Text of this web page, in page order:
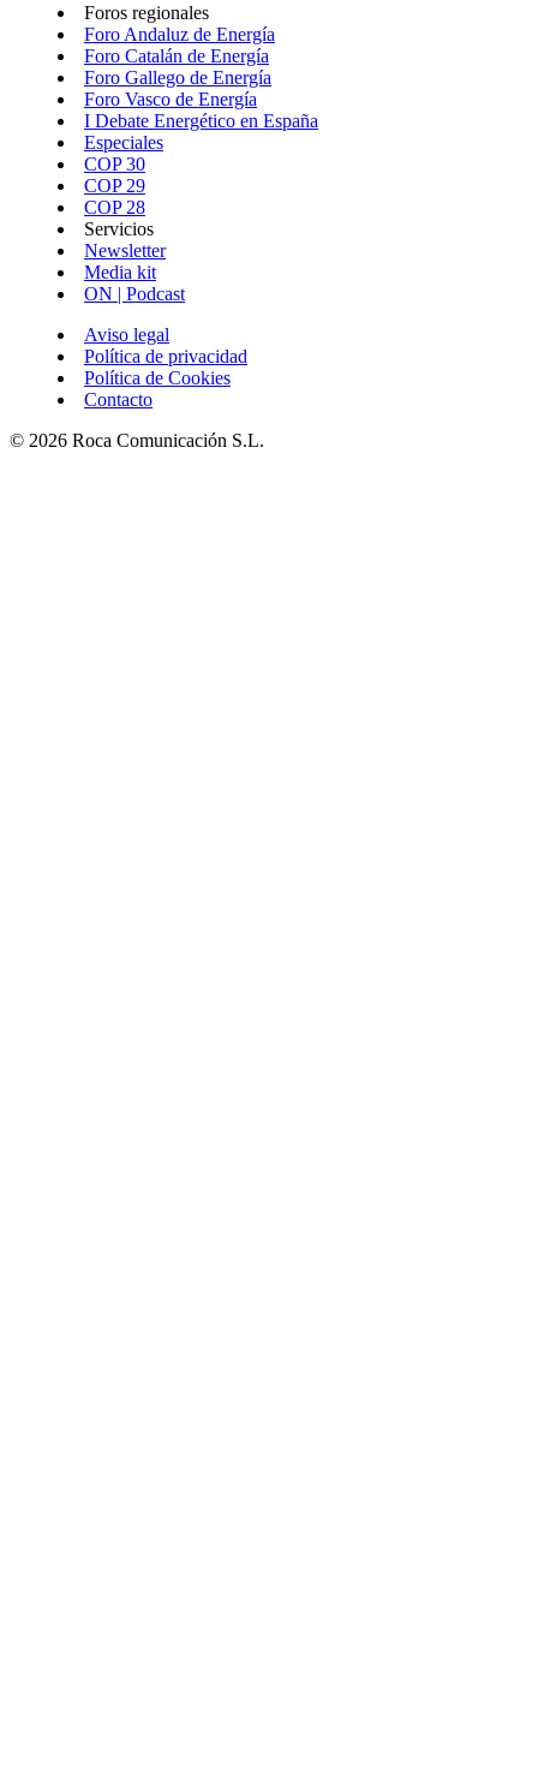
Foros regionales
Foro Andaluz de Energía
Foro Catalán de Energía
Foro Gallego de Energía
Foro Vasco de Energía
I Debate Energético en España
Especiales
COP 30
COP 29
COP 28
Servicios
Newsletter
Media kit
ON | Podcast
Aviso legal
Política de privacidad
Política de Cookies
Contacto
© 2026 Roca Comunicación S.L.